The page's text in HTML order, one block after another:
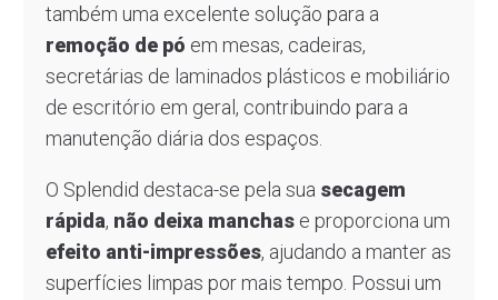
também uma excelente solução para a
remoção de pó em mesas, cadeiras,
secretárias de laminados plásticos e mobiliário
de escritório em geral, contribuindo para a
manutenção diária dos espaços.
O Splendid destaca-se pela sua secagem
rápida, não deixa manchase proporciona um
efeito anti-impressões, ajudando a manter as
superfícies limpas por mais tempo. Possui um